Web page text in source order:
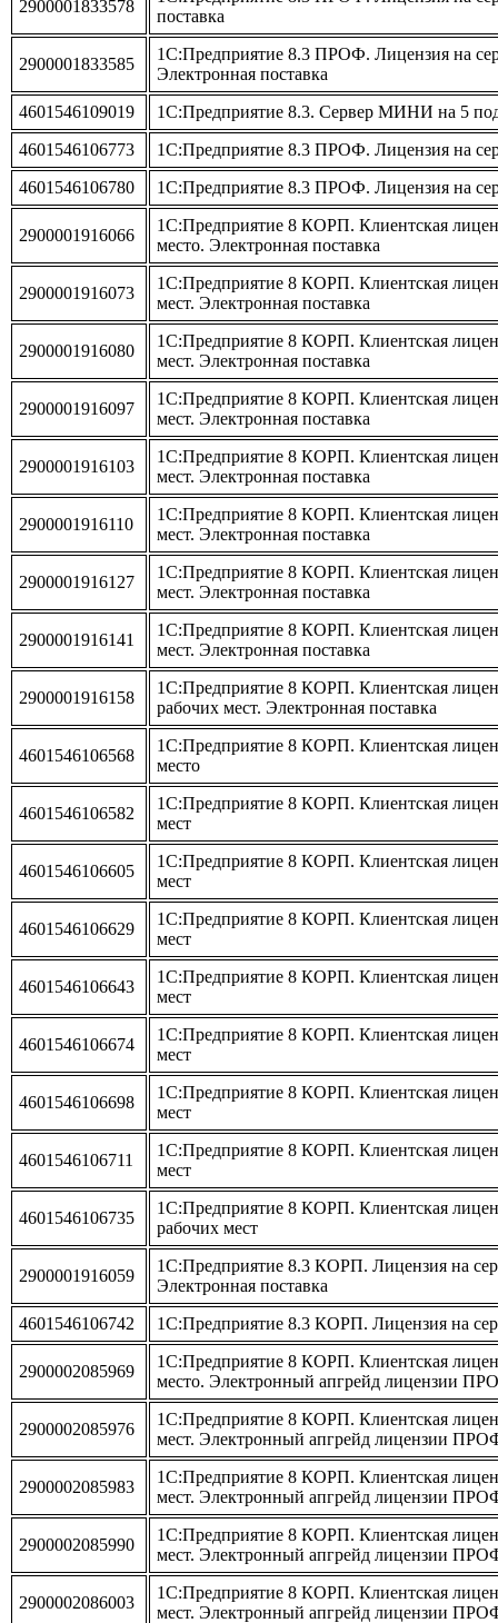
2900001833578
поставка
2900001833585
1С:Предприятие 8.3 ПРОФ. Лицензия на
Электронная поставка
4601546109019
1С:Предприятие 8.3. Сервер МИНИ на 5
4601546106773
1С:Предприятие 8.3 ПРОФ. Лицензия на
4601546106780
1С:Предприятие 8.3 ПРОФ. Лицензия на
2900001916066
1С:Предприятие 8 КОРП. Клиентская
место. Электронная поставка
2900001916073
1С:Предприятие 8 КОРП. Клиентская
мест. Электронная поставка
2900001916080
1С:Предприятие 8 КОРП. Клиентская
мест. Электронная поставка
2900001916097
1С:Предприятие 8 КОРП. Клиентская
мест. Электронная поставка
2900001916103
1С:Предприятие 8 КОРП. Клиентская
мест. Электронная поставка
2900001916110
1С:Предприятие 8 КОРП. Клиентская
мест. Электронная поставка
2900001916127
1С:Предприятие 8 КОРП. Клиентская
мест. Электронная поставка
2900001916141
1С:Предприятие 8 КОРП. Клиентская
мест. Электронная поставка
2900001916158
1С:Предприятие 8 КОРП. Клиентская
рабочих мест. Электронная поставка
4601546106568
1С:Предприятие 8 КОРП. Клиентская
место
4601546106582
1С:Предприятие 8 КОРП. Клиентская
мест
4601546106605
1С:Предприятие 8 КОРП. Клиентская
мест
4601546106629
1С:Предприятие 8 КОРП. Клиентская
мест
4601546106643
1С:Предприятие 8 КОРП. Клиентская
мест
4601546106674
1С:Предприятие 8 КОРП. Клиентская
мест
4601546106698
1С:Предприятие 8 КОРП. Клиентская
мест
4601546106711
1С:Предприятие 8 КОРП. Клиентская
мест
4601546106735
1С:Предприятие 8 КОРП. Клиентская
рабочих мест
2900001916059
1С:Предприятие 8.3 КОРП. Лицензия на
Электронная поставка
4601546106742
1С:Предприятие 8.3 КОРП. Лицензия на
2900002085969
1С:Предприятие 8 КОРП. Клиентская
место. Электронный апгрейд лицензии
2900002085976
1С:Предприятие 8 КОРП. Клиентская
мест. Электронный апгрейд лицензии
2900002085983
1С:Предприятие 8 КОРП. Клиентская
мест. Электронный апгрейд лицензии
2900002085990
1С:Предприятие 8 КОРП. Клиентская
мест. Электронный апгрейд лицензии
2900002086003
1С:Предприятие 8 КОРП. Клиентская
мест. Электронный апгрейд лицензии